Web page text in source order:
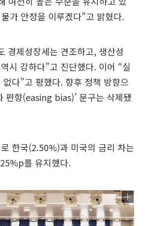
가 안정을 이루겠다”고 밝혔다.
경제성장세는 견조하고, 생산성
시 강하다”고 진단했다. 이어 “실
다”고 평했다. 향후 정책 방향으
편향(easing bias)’ 문구는 삭제됐
한국(2.50%)과 미국의 금리 차는
를 유지했다.